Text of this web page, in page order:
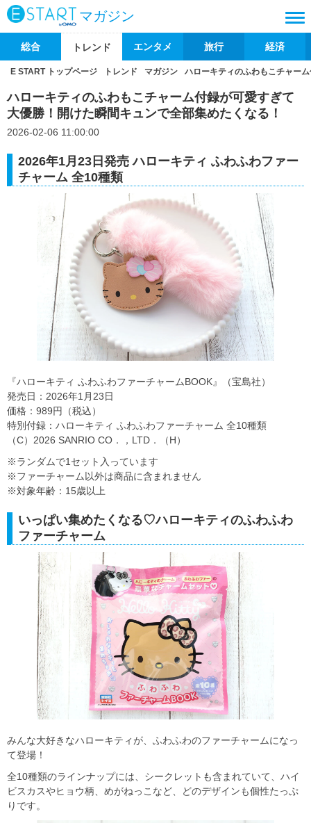
マガジン
総合 トレンド エンタメ 旅行 経済
E START トップページ トレンド マガジン ハローキティのふわもこチャー
ハローキティのふわもこチャーム付録が可愛すぎて
大優勝！開けた瞬間キュンで全部集めたくなる！
2026-02-06 11:00:00
2026年1月23日発売 ハローキティ ふわふわファー
チャーム 全10種類
『ハローキティ ふわふわファーチャームBOOK』（宝島社）
発売日：2026年1月23日
価格：989円（税込）
特別付録：ハローキティ ふわふわファーチャーム 全10種類
（C）2026 SANRIO CO．，LTD．（H）
※ランダムで1セット入っています
※ファーチャーム以外は商品に含まれません
※対象年齢：15歳以上
いっぱい集めたくなる♡ハローキティのふわふわ
ファーチャーム
みんな大好きなハローキティが、ふわふわのファーチャームになっ
て登場！
全10種類のラインナップには、シークレットも含まれていて、ハイ
ビスカスやヒョウ柄、めがねっこなど、どのデザインも個性たっぷ
りです。